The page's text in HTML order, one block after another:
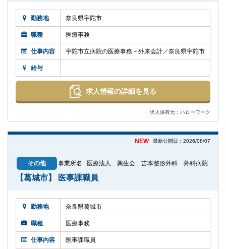
勤務地 奈良県宇陀市
職種 医療事務
仕事内容 宇陀市立病院の医療事務－外来会計／奈良県宇陀市
給与
求人情報の詳細を見る
求人保有元：ハローワーク
NEW 最新公開日：2026/08/07
その他 事業所名 医療法人 興生会 吉本整形外科 外科病院
【葛城市】 医事課職員
勤務地 奈良県葛城市
職種 医療事務
仕事内容 医事課職員